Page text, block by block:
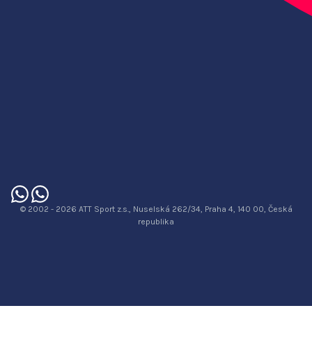
© 2002 - 2026 ATT Sport z.s., Nuselská 262/34, Praha 4, 140 00, Česká
republika